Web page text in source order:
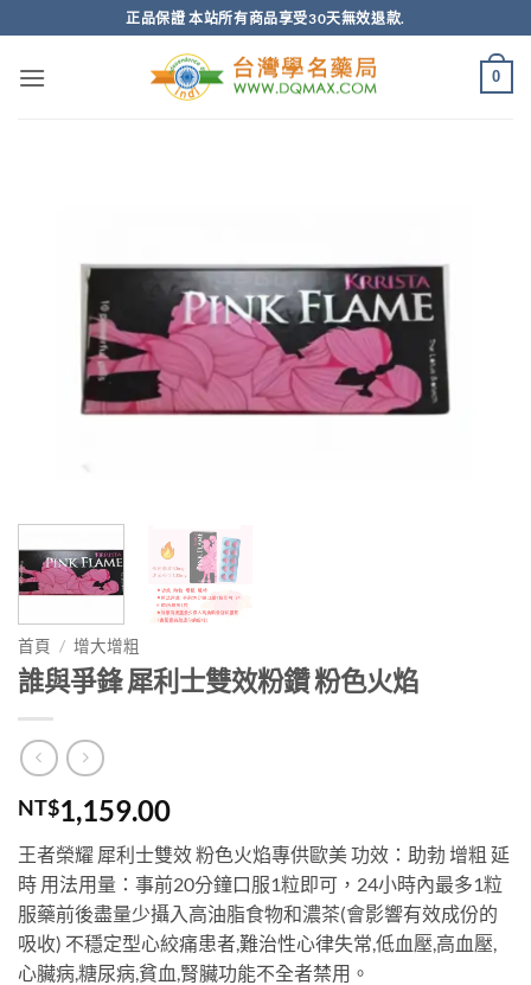
轉
正品保證 本站所有商品享受30天無效退款.
0
首頁 / 增大增粗
誰與爭鋒 犀利士雙效粉鑽 粉色火焰
NT$1,159.00
王者榮耀 犀利士雙效 粉色火焰專供歐美 功效：助勃 增粗 延
時 用法用量：事前20分鐘口服1粒即可，24小時內最多1粒
服藥前後盡量少攝入高油脂食物和濃茶(會影響有效成份的
吸收) 不穩定型心絞痛患者,難治性心律失常,低血壓,高血壓,
心臟病,糖尿病,貧血,腎臟功能不全者禁用。